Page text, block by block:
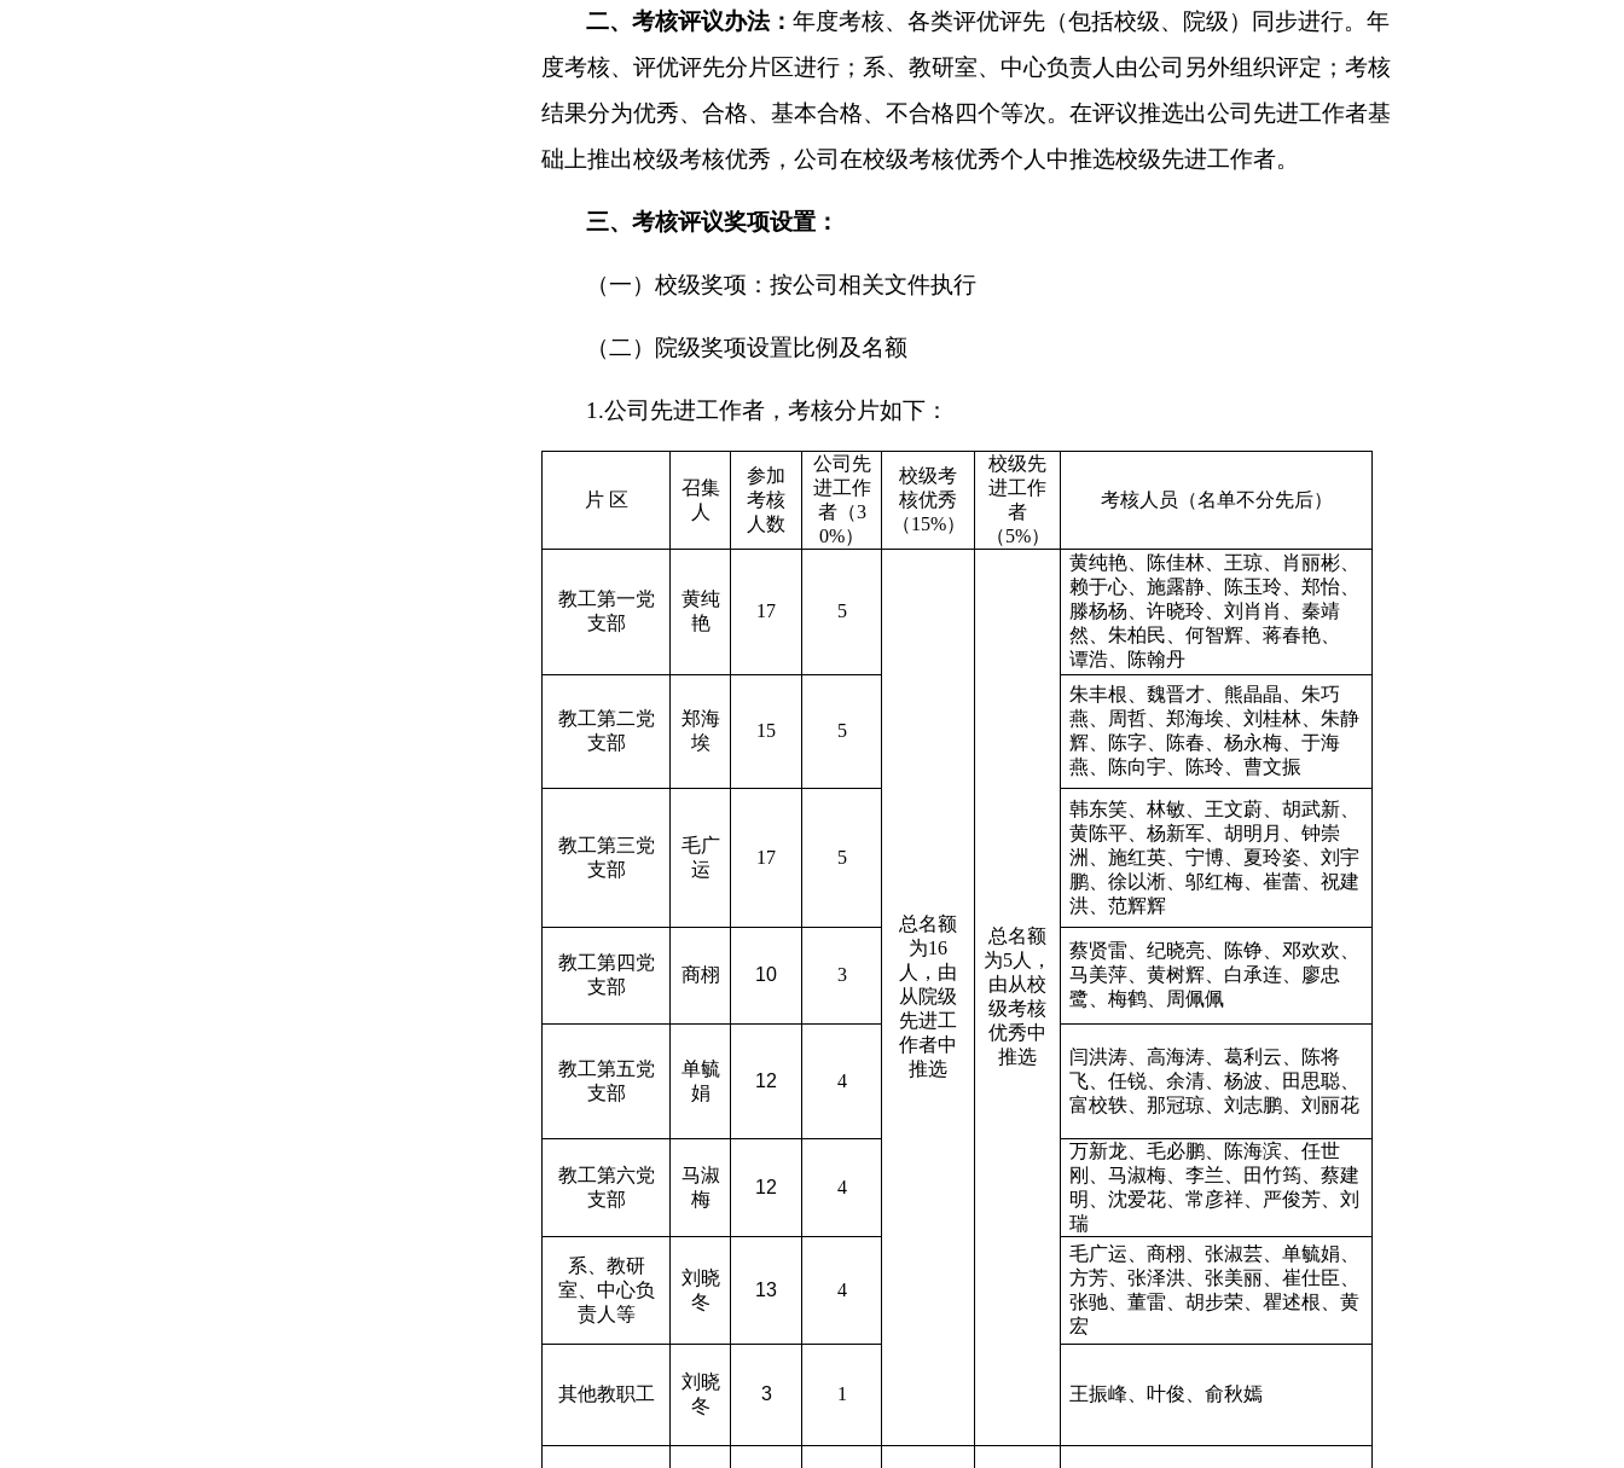
二、考核评议办法： 年度考核、各类评优评先（包括校级、院级）同步进行。年
度考核、评优评先分片区进行；系、教研室、中心负责人由公司另外组织评定；考核
结果分为优秀、合格、基本合格、不合格四个等次。在评议推选出公司先进工作者基
础上推出校级考核优秀，公司在校级考核优秀个人中推选校级先进工作者。
三、考核评议奖项设置：
（一）校级奖项：按公司相关文件执行
（二）院级奖项设置比例及名额
1.公司先进工作者，考核分片如下：
片 区
召集
人
参加
考核
人数
公司先
进工作
者（3
0%）
校级考
核优秀
（15%）
校级先
进工作
者
（5%）
考核人员（名单不分先后）
教工第一党
支部
黄纯
艳
17 5
总名额
为16
人，由
从院级
先进工
作者中
推选
总名额
为5人，
由从校
级考核
优秀中
推选
黄纯艳、陈佳林、王琼、肖丽彬、
赖于心、施露静、陈玉玲、郑怡、
滕杨杨、许晓玲、刘肖肖、秦靖
然、朱柏民、何智辉、蒋春艳、
谭浩、陈翰丹
教工第二党
支部
郑海
埃
15 5
朱丰根、魏晋才、熊晶晶、朱巧
燕、周哲、郑海埃、刘桂林、朱静
辉、陈字、陈春、杨永梅、于海
燕、陈向宇、陈玲、曹文振
教工第三党
支部
毛广
运
17 5
韩东笑、林敏、王文蔚、胡武新、
黄陈平、杨新军、胡明月、钟崇
洲、施红英、宁博、夏玲姿、刘宇
鹏、徐以淅、邬红梅、崔蕾、祝建
洪、范辉辉
教工第四党
支部
商栩 10 3
蔡贤雷、纪晓亮、陈铮、邓欢欢、
马美萍、黄树辉、白承连、廖忠
鹭、梅鹤、周佩佩
教工第五党
支部
单毓
娟
12 4
闫洪涛、高海涛、葛利云、陈将
飞、任锐、余清、杨波、田思聪、
富校轶、那冠琼、刘志鹏、刘丽花
教工第六党
支部
马淑
梅
12 4
万新龙、毛必鹏、陈海滨、任世
刚、马淑梅、李兰、田竹筠、蔡建
明、沈爱花、常彦祥、严俊芳、刘
瑞
系、教研
室、中心负
责人等
刘晓
冬
13 4
毛广运、商栩、张淑芸、单毓娟、
方芳、张泽洪、张美丽、崔仕臣、
张驰、董雷、胡步荣、瞿述根、黄
宏
其他教职工
刘晓
冬
3 1 王振峰、叶俊、俞秋嫣